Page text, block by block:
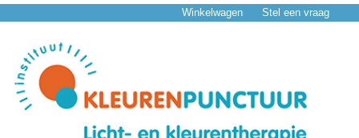
Winkelwagen Stel een vraag